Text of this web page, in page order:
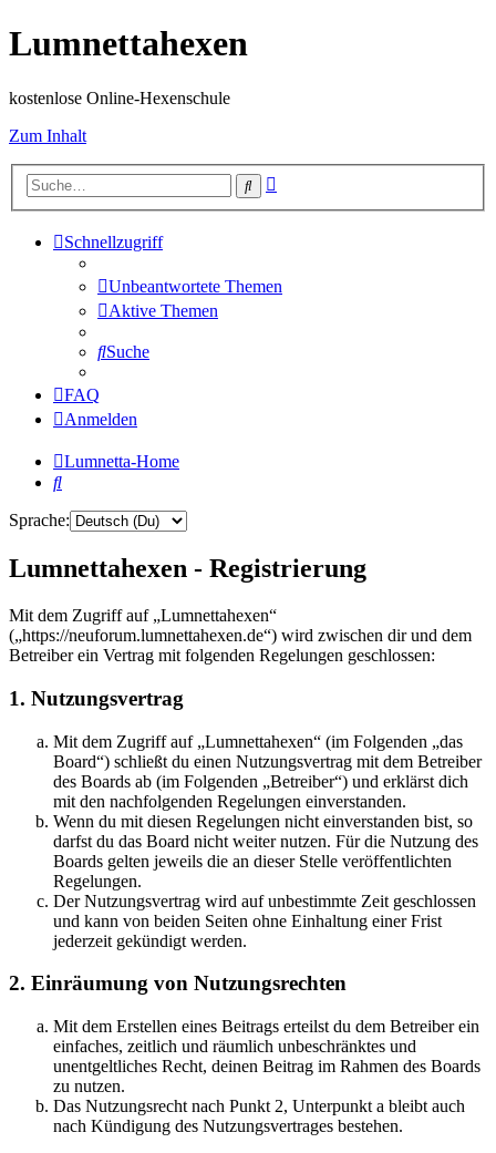
Lumnettahexen
kostenlose Online-Hexenschule
Zum Inhalt
Suche
Schnellzugriff
Unbeantwortete Themen
Aktive Themen
Suche
FAQ
Anmelden
Lumnetta-Home
Suche
Sprache:
Lumnettahexen - Registrierung
Mit dem Zugriff auf „Lumnettahexen“
(„https://neuforum.lumnettahexen.de“) wird zwischen dir und dem
Betreiber ein Vertrag mit folgenden Regelungen geschlossen:
1. Nutzungsvertrag
Mit dem Zugriff auf „Lumnettahexen“ (im Folgenden „das
Board“) schließt du einen Nutzungsvertrag mit dem Betreiber
des Boards ab (im Folgenden „Betreiber“) und erklärst dich
mit den nachfolgenden Regelungen einverstanden.
Wenn du mit diesen Regelungen nicht einverstanden bist, so
darfst du das Board nicht weiter nutzen. Für die Nutzung des
Boards gelten jeweils die an dieser Stelle veröffentlichten
Regelungen.
Der Nutzungsvertrag wird auf unbestimmte Zeit geschlossen
und kann von beiden Seiten ohne Einhaltung einer Frist
jederzeit gekündigt werden.
2. Einräumung von Nutzungsrechten
Mit dem Erstellen eines Beitrags erteilst du dem Betreiber ein
einfaches, zeitlich und räumlich unbeschränktes und
unentgeltliches Recht, deinen Beitrag im Rahmen des Boards
zu nutzen.
Das Nutzungsrecht nach Punkt 2, Unterpunkt a bleibt auch
nach Kündigung des Nutzungsvertrages bestehen.